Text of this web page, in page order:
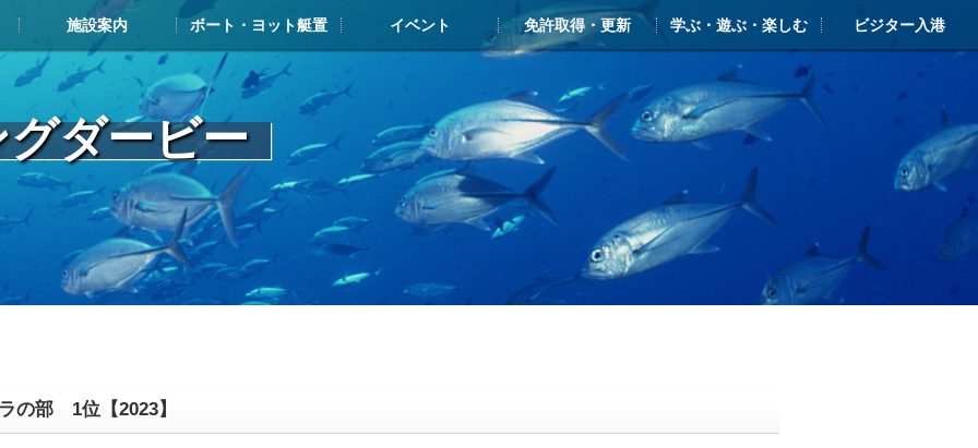
施設案内
施設案内TOP
施設案内 艇置・給油メンテナンス施設
レストラン・カフェ
マリンショップ
その他ヨットハーバー内施設
ボート・ヨット展示艇情報
ボート・ヨット艇置
お申込み・搬入の流れ
艇置料金
解約について
メンテナンスについて
よくある質問
イベント 免許取得・更新 学ぶ・遊ぶ・楽しむ
学ぶ・遊ぶ・楽しむTOP
シースタイル・マリン塾
新西宮レンタルヨットクラブ
ヨットスクール
体験クルーズ（ボート・ヨット）
クルージングガイド
ビジター入港
ビジターバース・入港のご案内
しんにしのみや海の駅
ダービー
の部 1位【2023】